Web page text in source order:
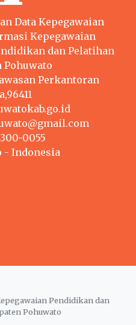
Data Kepegawaian
Kepegawaian
dan Pelatihan
Pohuwato
Perkantoran
0055
- Indonesia
Pendidikan dan
Pohuwato